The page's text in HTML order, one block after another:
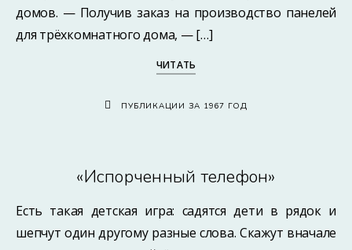
домов. — Получив заказ на производство панелей
для трёхкомнатного дома, — […]
ЧИТАТЬ
ПУБЛИКАЦИИ ЗА 1967 ГОД
«Испорченный телефон»
Есть такая детская игра: садятся дети в рядок и
шепчут один другому разные слова. Скажут вначале